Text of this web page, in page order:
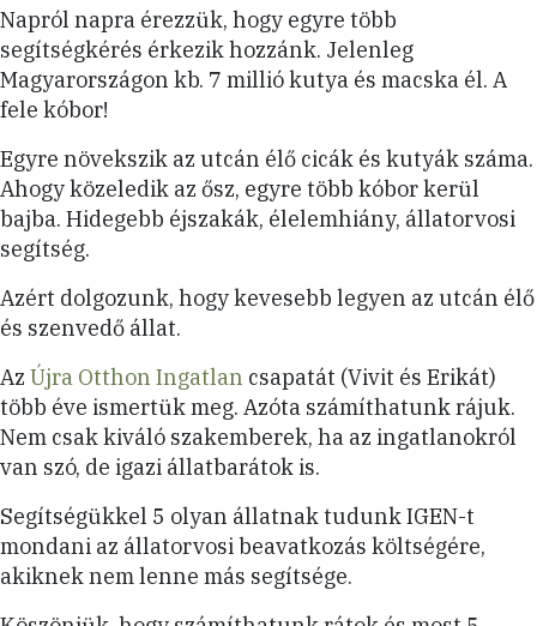
Napról napra érezzük, hogy egyre több
segítségkérés érkezik hozzánk. Jelenleg
Magyarországon kb. 7 millió kutya és macska él. A
fele kóbor!
Egyre növekszik az utcán élő cicák és kutyák száma.
Ahogy közeledik az ősz, egyre több kóbor kerül
bajba. Hidegebb éjszakák, élelemhiány, állatorvosi
segítség.
Azért dolgozunk, hogy kevesebb legyen az utcán élő
és szenvedő állat.
Az Újra Otthon Ingatlan csapatát (Vivit és Erikát)
több éve ismertük meg. Azóta számíthatunk rájuk.
Nem csak kiváló szakemberek, ha az ingatlanokról
van szó, de igazi állatbarátok is.
Segítségükkel 5 olyan állatnak tudunk IGEN-t
mondani az állatorvosi beavatkozás költségére,
akiknek nem lenne más segítsége.